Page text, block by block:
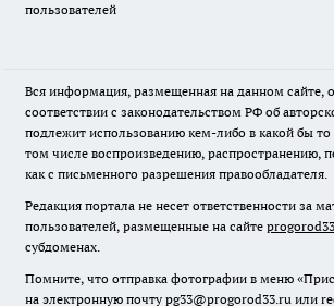
пользователей
Вся информация, размещенная на данном сайте,
соответствии с законодательством РФ об
подлежит использованию кем-либо в какой бы
том числе воспроизведению, распространению,
как с письменного разрешения правообладателя.
Редакция портала не несет ответственности за
пользователей, размещенные на сайте
субдоменах.
Помните, что отправка фотографии в меню
на электронную почту pg33@progorod33.ru или